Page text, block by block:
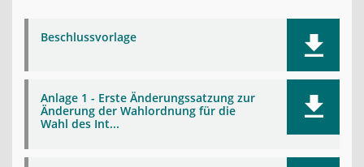
Beschlussvorlage
Anlage 1 - Erste Änderungssatzung zur
Änderung der Wahlordnung für die
Wahl des Int...